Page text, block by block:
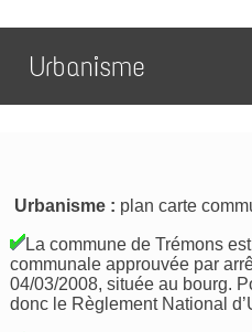
Urbanisme
Urbanisme : plan carte
La commune de Trémons
communale approuvée par
04/03/2008, située au bourg.
donc le Règlement National